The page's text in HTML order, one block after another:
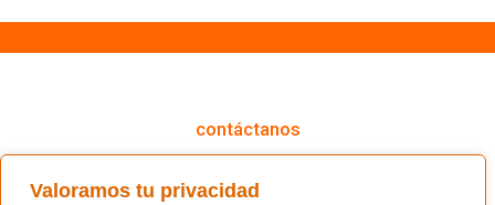
Valoramos tu privacidad
contáctanos
(+34) 91 766 98 56 / fundacion@masfamilia.org